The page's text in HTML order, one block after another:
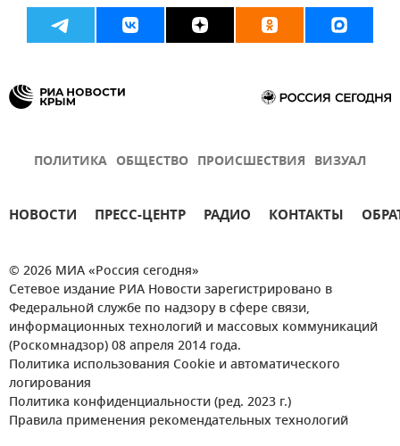
ПОЛИТИКА ОБЩЕСТВО ПРОИСШЕСТВИЯ ВИЗУАЛ
НОВОСТИ ПРЕСС-ЦЕНТР РАДИО КОНТАКТЫ
© 2026 МИА «Россия сегодня»
Сетевое издание РИА Новости зарегистрировано в
Федеральной службе по надзору в сфере связи,
информационных технологий и массовых коммуникаций
(Роскомнадзор) 08 апреля 2014 года.
Политика использования Cookie и автоматического
логирования
Политика конфиденциальности (ред. 2023 г.)
Правила применения рекомендательных технологий